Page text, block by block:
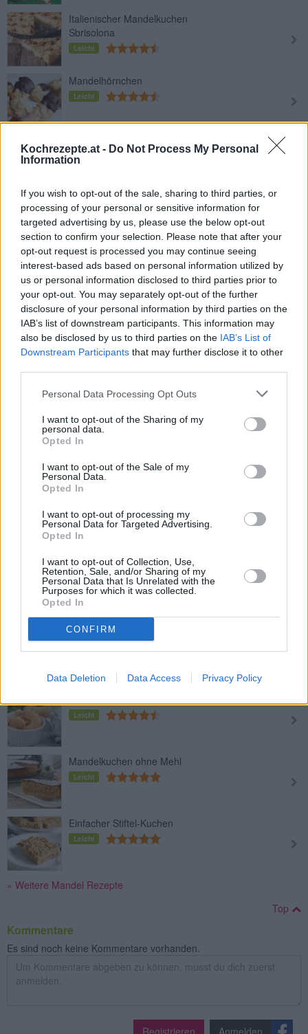
Kochrezepte.at - Do Not Process My Personal
Information
If you wish to opt-out of the sale, sharing to third parties, or
processing of your personal or sensitive information for
targeted advertising by us, please use the below opt-out
section to confirm your selection. Please note that after your
opt-out request is processed you may continue seeing
interest-based ads based on personal information utilized by
us or personal information disclosed to third parties prior to
your opt-out. You may separately opt-out of the further
disclosure of your personal information by third parties on the
IAB’s list of downstream participants. This information may
also be disclosed by us to third parties on the IAB’s List of
Downstream Participants that may further disclose it to other
Personal Data Processing Opt Outs
I want to opt-out of the Sharing of my
personal data.
Opted In
I want to opt-out of the Sale of my
Personal Data.
Opted In
I want to opt-out of processing my
Personal Data for Targeted Advertising.
Opted In
I want to opt-out of Collection, Use,
Retention, Sale, and/or Sharing of my
Personal Data that Is Unrelated with the
Purposes for which it was collected.
Opted In
CONFIRM
Data Deletion Data Access Privacy Policy
Italienischer Mandelkuchen
Sbrisolona
Leicht
Mandelhörnchen
Leicht
Mandelkuchen
Leicht
Linzeraugen mit Mandeln
Leicht
Mandelstangerl
Leicht
Gebrannte Mandeln aus der
Heißluftfritteuse
Leicht
Schwedische Mandeltorte
Leicht
Joghurt-Mandel-Muffins
Leicht
Bienenstich-Kekse
Leicht
Mandelpudding-Keskül
Leicht
Leicht
Mandelkuchen ohne Mehl
Leicht
Einfacher Stiftel-Kuchen
Leicht
» Weitere Mandel Rezepte
Top
Kommentare
Es sind noch keine Kommentare vorhanden.
Registrieren Anmelden